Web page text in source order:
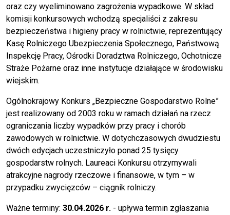
oraz czy wyeliminowano zagrożenia wypadkowe. W skład
komisji konkursowych wchodzą specjaliści z zakresu
bezpieczeństwa i higieny pracy w rolnictwie, reprezentujący
Kasę Rolniczego Ubezpieczenia Społecznego, Państwową
Inspekcję Pracy, Ośrodki Doradztwa Rolniczego, Ochotnicze
Straże Pożarne oraz inne instytucje działające w środowisku
wiejskim.
Ogólnokrajowy Konkurs „Bezpieczne Gospodarstwo Rolne”
jest realizowany od 2003 roku w ramach działań na rzecz
ograniczania liczby wypadków przy pracy i chorób
zawodowych w rolnictwie. W dotychczasowych dwudziestu
dwóch edycjach uczestniczyło ponad 25 tysięcy
gospodarstw rolnych. Laureaci Konkursu otrzymywali
atrakcyjne nagrody rzeczowe i finansowe, w tym – w
przypadku zwycięzców – ciągnik rolniczy.
Ważne terminy: 30.04.2026 r. - upływa termin zgłaszania